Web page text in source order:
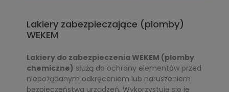
Lakiery zabezpieczające (plomby)
WEKEM
Lakiery do zabezpieczenia WEKEM (plomby
chemiczne) służą do ochrony elementów przed
niepożądanym odkręceniem lub naruszeniem
bezpieczeństwa urządzeń. Wykorzystuje się je